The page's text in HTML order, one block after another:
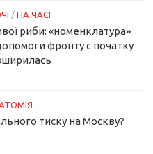
/ НА ЧАСІ
риби: «номенклатура»
фронту с початку
тиску на Москву?